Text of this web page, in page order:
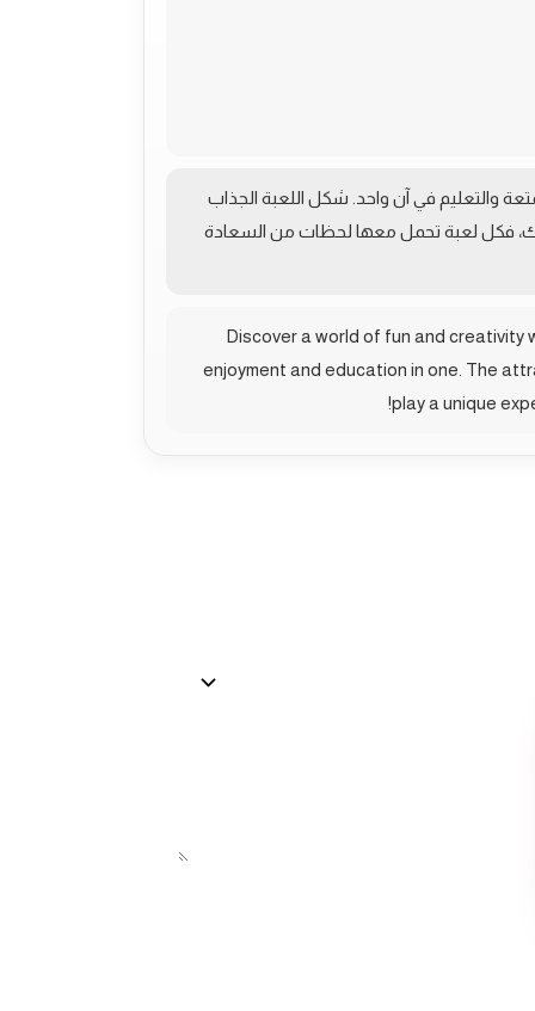
والتعليم في آن واحد. شكل اللعبة الجذاب
فكل لعبة تحمل معها لحظات من السعادة
Discover a world of fun and creativity
enjoyment and education in one. The
play a unique